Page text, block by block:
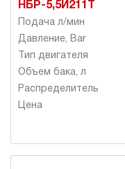
НБР-5,5И211Т